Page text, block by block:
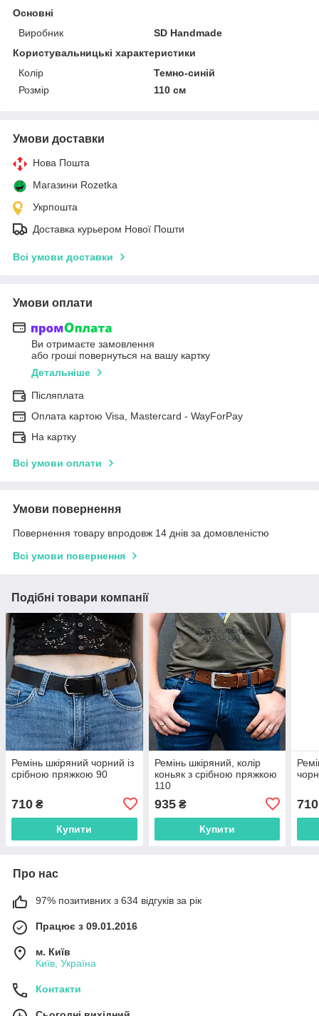
Основні
Виробник
SD Handmade
Користувальницькі характеристики
Колір
Темно-синій
Розмір
110 см
Умови доставки
Нова Пошта
Магазини Rozetka
Укрпошта
Доставка курьером Нової Пошти
Всі умови доставки
Умови оплати
Ви отримаєте замовлення
або гроші повернуться на вашу картку
Детальніше
Післяплата
Оплата картою Visa, Mastercard - WayForPay
На картку
Всі умови оплати
Умови повернення
Повернення товару впродовж 14 днів за домовленістю
Всі умови повернення
Подібні товари компанії
Ремінь шкіряний чорний із
срібною пряжкою 90
710 ₴
Купити
Ремінь шкіряний, колір
коньяк з срібною пряжкою
110
935₴
Купити
710
Про нас
97% позитивних з 634 відгуків за рік
Працює з 09.01.2016
м. Київ
Київ, Україна
Контакти